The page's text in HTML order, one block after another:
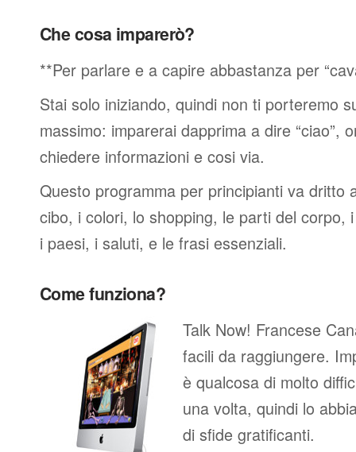
Che cosa imparerò?
**Per parlare e a capire abbastanza per
Stai solo iniziando, quindi non ti porteremo
massimo: imparerai dapprima a dire “ciao”,
chiedere informazioni e cosi via.
Questo programma per principianti va dritto
cibo, i colori, lo shopping, le parti del corpo,
i paesi, i saluti, e le frasi essenziali.
Come funziona?
Talk Now! Francese
facili da raggiungere.
è qualcosa di molto
una volta, quindi lo
di sfide gratificanti.